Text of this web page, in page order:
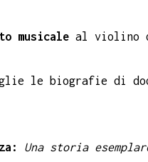
musicale al violino
le biografie di
Una storia